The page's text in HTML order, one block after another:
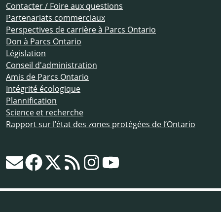
Contacter / Foire aux questions
Partenariats commerciaux
Perspectives de carrière à Parcs Ontario
Don à Parcs Ontario
Législation
Conseil d'administration
Amis de Parcs Ontario
Intégrité écologique
Plannification
Science et recherche
Rapport sur l’état des zones protégées de l’Ontario